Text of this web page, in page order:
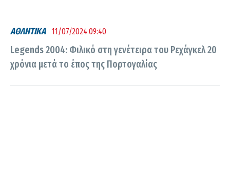
ΑΘΛΗΤΙΚΑ 11/07/2024 09:40
Legends 2004: Φιλικό στη γενέτειρα του Ρεχάγκελ 20
χρόνια μετά το έπος της Πορτογαλίας